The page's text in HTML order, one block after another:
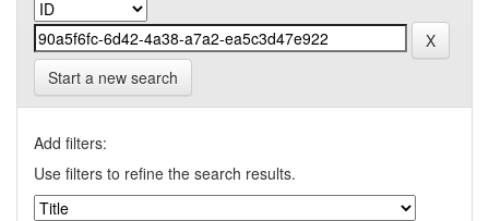
Start a new search
Add filters:
Use filters to refine the search results.